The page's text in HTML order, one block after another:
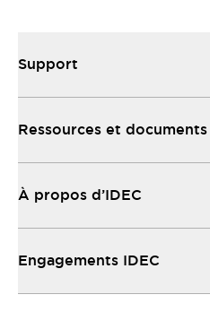
Support
Ressources et documents
À propos d’IDEC
Engagements IDEC